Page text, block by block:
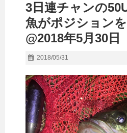
3日連チャンの
魚がポジション
@2018年5月30日
2018/05/31